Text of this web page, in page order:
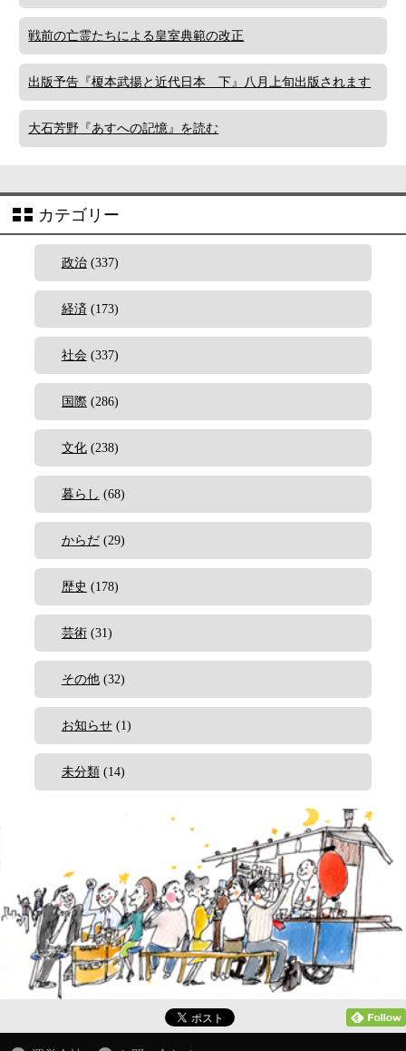
戦前の亡霊たちによる皇室典範の改正
出版予告『榎本武揚と近代日本 下』八月上旬出版されます
大石芳野『あすへの記憶』を読む
カテゴリー
政治(337)
経済(173)
社会(337)
国際 (286)
文化(238)
暮らし (68)
からだ(29)
歴史 (178)
芸術(31)
その他(32)
お知らせ(1)
未分類(14)